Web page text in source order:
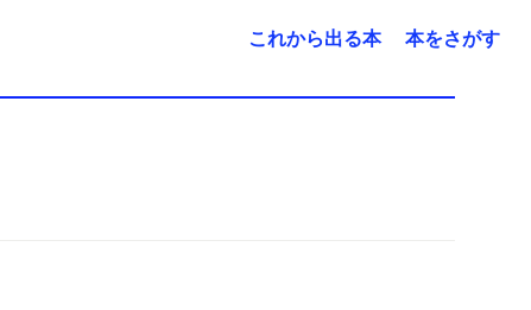
これから出る本 本をさがす